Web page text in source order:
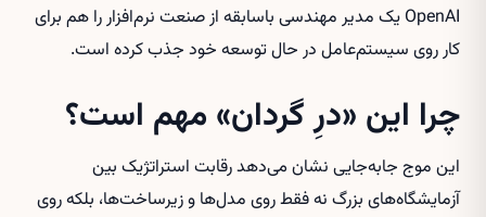
OpenAI یک مدیر مهندسی باسابقه از صنعت نرم‌افزار را هم برای
کار روی سیستم‌عامل در حال توسعه خود جذب کرده است.
چرا این «درِ گردان» مهم است؟
این موج جابه‌جایی نشان می‌دهد رقابت استراتژیک بین
آزمایشگاه‌های بزرگ نه فقط روی مدل‌ها و زیرساخت‌ها، بلکه روی